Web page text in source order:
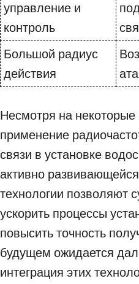
управление и
контроль
Большой радиус
действия
Несмотря на некоторые
применение
связи в установке
активно
технологии позволяют
ускорить процессы
повысить точность
будущем ожидается
интеграция этих